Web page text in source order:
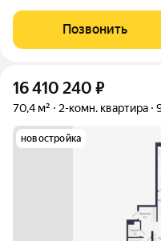
комнату, кухню и
металлопластиковое
Позвонить
16 410 240 ₽
70,4 м² 2-комн. квартира
новостройка